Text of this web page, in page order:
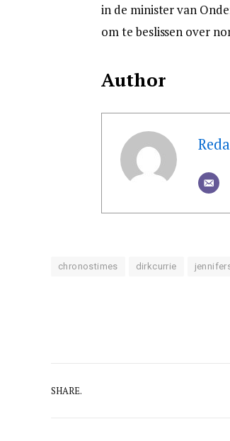
in de minister van
om te beslissen over
Author
chronostimes dirkcurrie
SHARE.